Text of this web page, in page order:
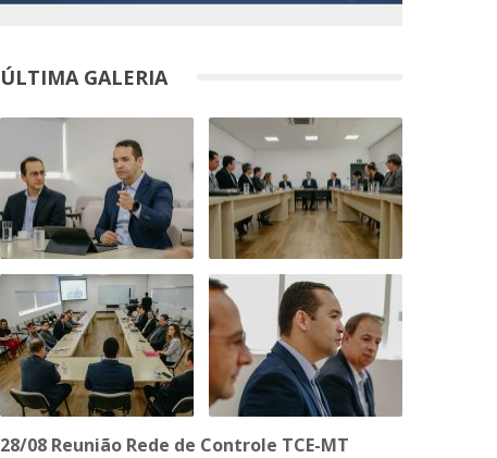
ÚLTIMA GALERIA
28/08 Reunião Rede de Controle TCE-MT